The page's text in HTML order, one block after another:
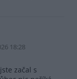
18:28
začal s